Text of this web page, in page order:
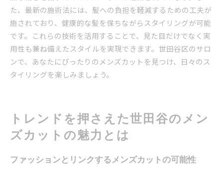
た、最新の施術法には、髪への負担を軽減するための工夫が
施されており、健康的な髪を保ちながらスタイリングが可能
です。これらの技術を活用することで、見た目だけでなく実
用性も兼ね備えたスタイルを実現できます。世田谷区のサロ
ンで、あなたにぴったりのメンズカットを見つけ、日々のス
タイリングを楽しみましょう。
トレンドを押さえた世田谷のメン
ズカットの魅力とは
ファッションとリンクするメンズカットの可能性